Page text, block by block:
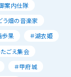
案内仕隊
う畑の音楽家
歩果
＃湖衣姫
ごえ集会
＃甲府城